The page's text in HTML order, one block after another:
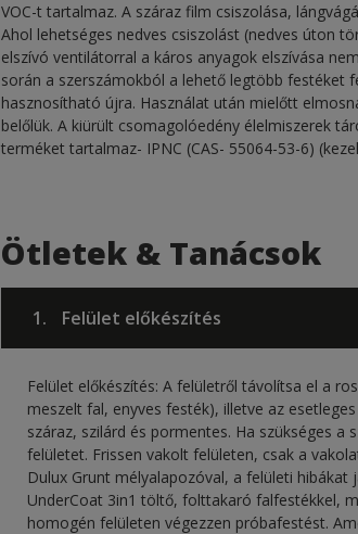
VOC-t tartalmaz. A száraz film csiszolása,
Ahol lehetséges nedves csiszolást (nedves úton
elszívó ventilátorral a káros anyagok elszívása
során a szerszámokból a lehető legtöbb festéket
hasznosítható újra. Használat után mielőtt
belőlük. A kiürült csomagolóedény élelmiszerek
terméket tartalmaz- IPNC (CAS- 55064-53-6)
Ötletek & Tanácsok
1. Felület előkészítés
Felület előkészítés: A felületről távolítsa el a
meszelt fal, enyves festék), illetve az
száraz, szilárd és pormentes. Ha szükséges a
felületet. Frissen vakolt felületen, csak a
Dulux Grunt mélyalapozóval, a felületi hibákat
UnderCoat 3in1 töltő, folttakaró falfestékkel,
homogén felületen végezzen próbafestést.